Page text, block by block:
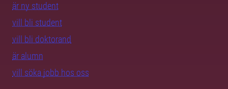
är ny student
vill bli student
vill bli doktorand
är alumn
vill söka jobb hos oss